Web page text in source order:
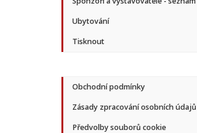
Ubytování
Tisknout
Obchodní podmínky
Zásady zpracování osobních údajů
Předvolby souborů cookie